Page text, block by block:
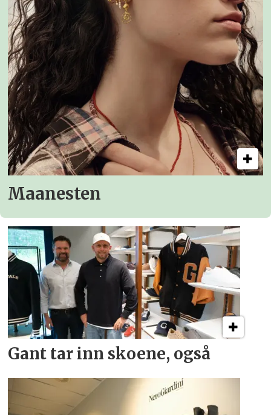
Maanesten
Gant tar inn skoene, også